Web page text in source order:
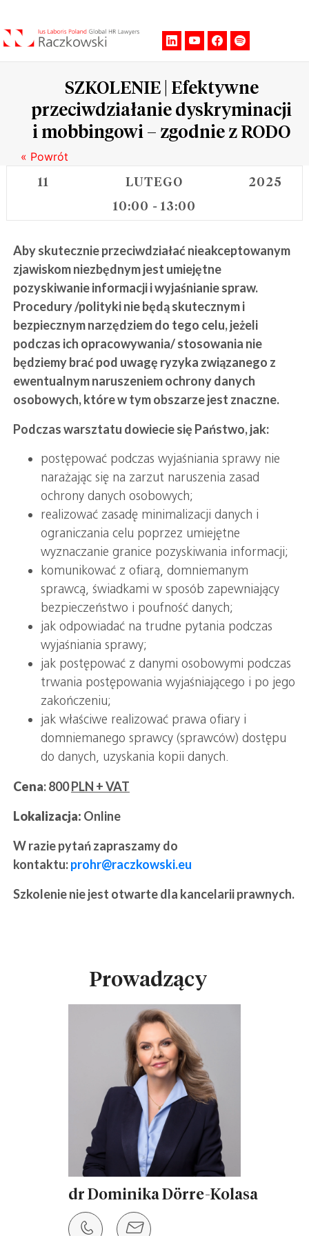
SZKOLENIE | Efektywne
przeciwdziałanie dyskryminacji
i mobbingowi – zgodnie z RODO
« Powrót
11 LUTEGO
2025
10:00 - 13:00
Prowadzący
dr Dominika Dörre-Kolasa
Aby skutecznie przeciwdziałać nieakceptowanym
zjawiskom niezbędnym jest umiejętne
pozyskiwanie informacji i wyjaśnianie spraw.
Procedury /polityki nie będą skutecznym i
bezpiecznym narzędziem do tego celu, jeżeli
podczas ich opracowywania/ stosowania nie
będziemy brać pod uwagę ryzyka związanego z
ewentualnym naruszeniem ochrony danych
osobowych, które w tym obszarze jest znaczne.
Podczas warsztatu dowiecie się Państwo, jak:
postępować podczas wyjaśniania sprawy nie
narażając się na zarzut naruszenia zasad
ochrony danych osobowych;
realizować zasadę minimalizacji danych i
ograniczania celu poprzez umiejętne
wyznaczanie granice pozyskiwania informacji;
komunikować z ofiarą, domniemanym
sprawcą, świadkami w sposób zapewniający
bezpieczeństwo i poufność danych;
jak odpowiadać na trudne pytania podczas
wyjaśniania sprawy;
jak postępować z danymi osobowymi podczas
trwania postępowania wyjaśniającego i po jego
zakończeniu;
jak właściwe realizować prawa ofiary i
domniemanego sprawcy (sprawców) dostępu
do danych, uzyskania kopii danych.
Cena: 800PLN + VAT
Lokalizacja: Online
W razie pytań zapraszamy do
kontaktu:prohr@raczkowski.eu
Szkolenie nie jest otwarte dla kancelarii prawnych.